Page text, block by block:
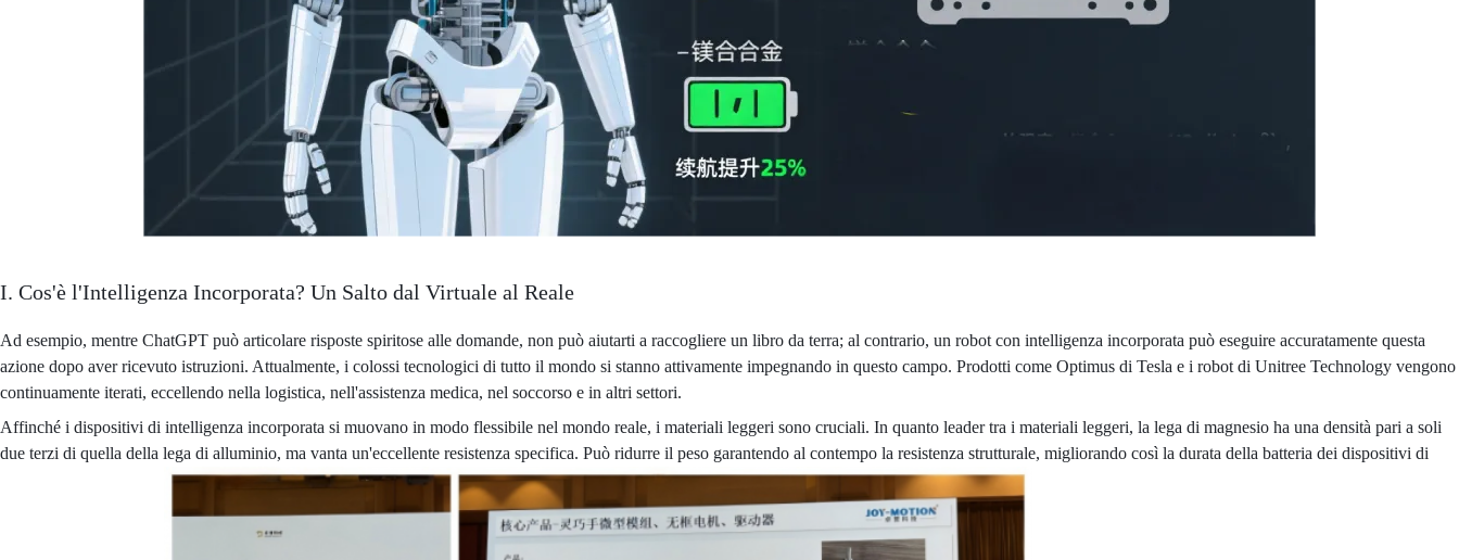
I. Cos'è l'Intelligenza Incorporata? Un Salto dal Virtuale al Reale
Ad esempio, mentre ChatGPT può articolare risposte spiritose alle domande, non può aiutarti a raccogliere un libro da terra; al contrario, un robot con intelligenza incorporata può eseguire accuratamente questa
azione dopo aver ricevuto istruzioni. Attualmente, i colossi tecnologici di tutto il mondo si stanno attivamente impegnando in questo campo. Prodotti come Optimus di Tesla e i robot di Unitree Technology vengono
continuamente iterati, eccellendo nella logistica, nell'assistenza medica, nel soccorso e in altri settori.
Affinché i dispositivi di intelligenza incorporata si muovano in modo flessibile nel mondo reale, i materiali leggeri sono cruciali. In quanto leader tra i materiali leggeri, la lega di magnesio ha una densità pari a soli
due terzi di quella della lega di alluminio, ma vanta un'eccellente resistenza specifica. Può ridurre il peso garantendo al contempo la resistenza strutturale, migliorando così la durata della batteria dei dispositivi di